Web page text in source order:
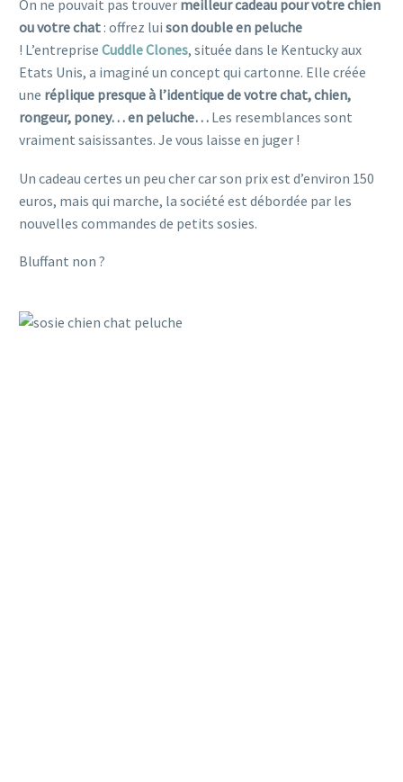
On ne pouvait pas trouver meilleur cadeau pour votre chien
ou votre chat : offrez lui son double en peluche
! L’entreprise Cuddle Clones, située dans le Kentucky aux
Etats Unis, a imaginé un concept qui cartonne. Elle créée
une réplique presque à l’identique de votre chat, chien,
rongeur, poney… en peluche… Les resemblances sont
vraiment saisissantes. Je vous laisse en juger !
Un cadeau certes un peu cher car son prix est d’environ 150
euros, mais qui marche, la société est débordée par les
nouvelles commandes de petits sosies.
Bluffant non ?